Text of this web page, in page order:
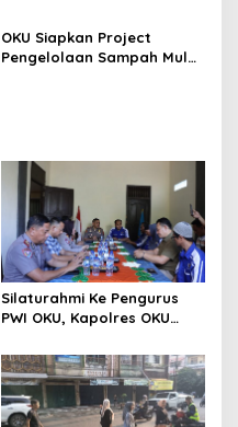
Kongkrit Pemkab OKU
Kurangi Pengangguran
OKU Siapkan Project
Pengelolaan Sampah Mulai
Silaturahmi Ke Pengurus
PWI OKU, Kapolres OKU
Media dan Polri